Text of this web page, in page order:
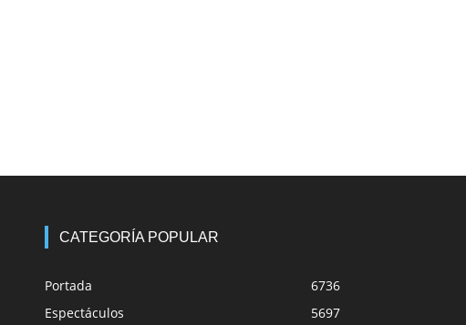
CATEGORÍA POPULAR
Portada
6736
Espectáculos
5697